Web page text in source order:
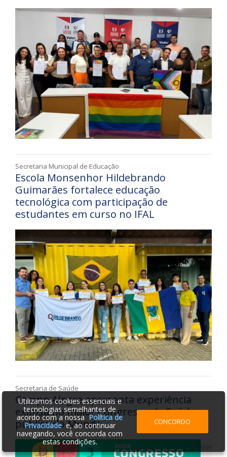
Secretaria Municipal de Educação
Escola Monsenhor Hildebrando
Guimarães fortalece educação
tecnológica com participação de
estudantes em curso no IFAL
Secretaria de Saúde
Campo Alegre apresenta experiência
exitosa no maior Congresso de Saúde
pública do Mundo
Utilizamos cookies essenciais e
tecnologias semelhantes de
acordo com a nossaPolítica de
Privacidadee, ao continuar
navegando, você concorda com
estas condições.
CONCORDO